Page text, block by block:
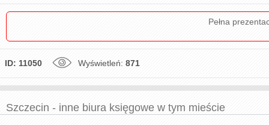
Pełna
ID: 11050 Wyświetleń: 871
Szczecin - inne biura księgowe w tym mieście